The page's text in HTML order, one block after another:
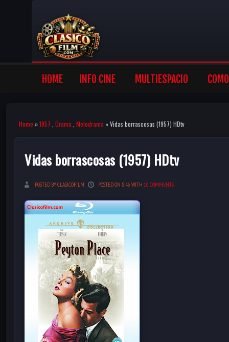
HOME INFO CINE MULTIESPACIO
Home »1957 Drama Melodrama » Vidas borrascosas (1957) HDtv
Vidas borrascosas (1957) HDtv
POSTED BY CLASICOFILM POSTED ON 8:46 WITH 10 COMMENTS